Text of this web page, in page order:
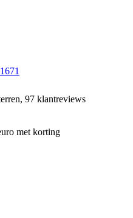
97 klantreviews
met korting